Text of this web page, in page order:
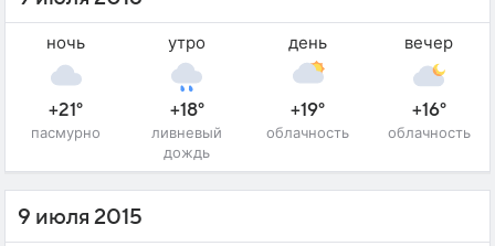
ночь
+21°
пасмурно
утро
+18°
ливневый
дождь
день
+19°
облачность
вечер
+16°
облачность
9 июля 2015